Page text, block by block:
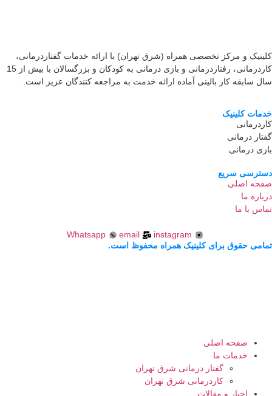
کلینیک و مرکز تخصصی همراه (شرق تهران) با ارائه خدمات گفتاردرمانی،
کاردرمانی، رفتاردرمانی و بازی درمانی به کودکان و بزرگسالان با بیش از 15
سال سابقه کار بالینی آماده ارائه خدمت به مراجعه کنندگان عزیز است.
خدمات کلینیک
کاردرمانی
گفتار درمانی
بازی درمانی
دسترسی سریع
صفحه اصلی
درباره ما
تماس با ما
instagram
email
Whatsapp
تمامی حقوق برای کلینیک همراه محفوظ است.
صفحه اصلی
خدمات ما
گفتار درمانی شرق تهران
کاردرمانی شرق تهران
اخبار و مقالات